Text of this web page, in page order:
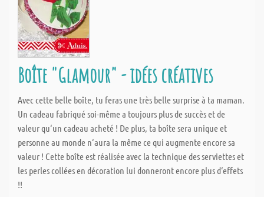
Boîte "Glamour" - idées créatives
Avec cette belle boîte, tu feras une très belle surprise à ta maman.
Un cadeau fabriqué soi-même a toujours plus de succès et de
valeur qu‘un cadeau acheté ! De plus, ta boîte sera unique et
personne au monde n‘aura la même ce qui augmente encore sa
valeur ! Cette boîte est réalisée avec la technique des serviettes et
les perles collées en décoration lui donneront encore plus d‘effets
!!